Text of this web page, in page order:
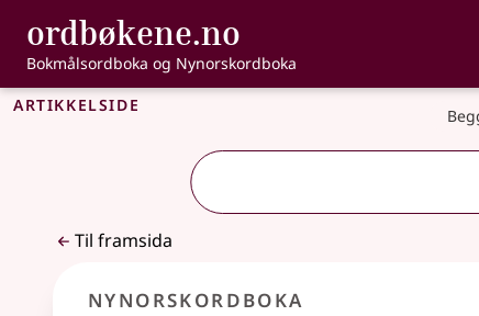
Gå til hovudinnhald
Tilgjenge
ordbøkene.no ,
Bokmålsordboka og Nynorskordboka
Artikkelside
Til framsida
Nynorskordboka